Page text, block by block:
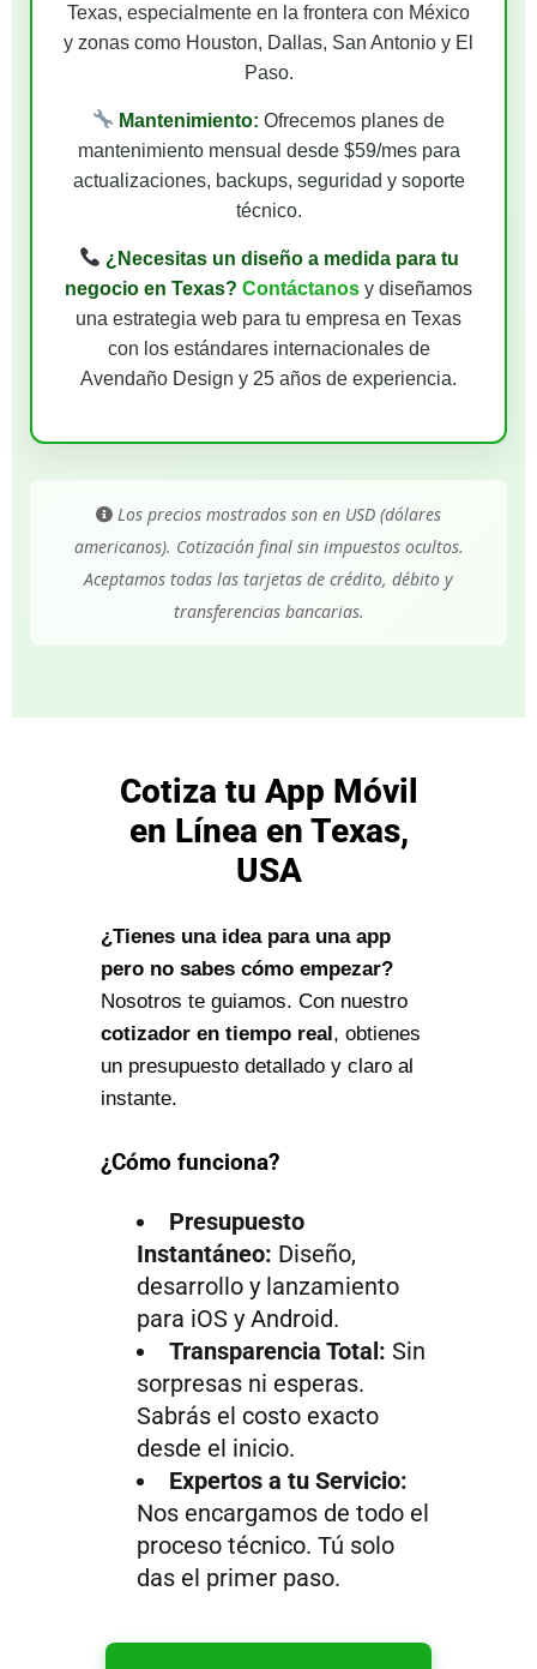
Texas, especialmente en la frontera con México
y zonas como Houston, Dallas, San Antonio y El
Paso.
Mantenimiento: Ofrecemos planes de
mantenimiento mensual desde $59/mes para
actualizaciones, backups, seguridad y soporte
técnico.
¿Necesitas un diseño a medida para tu
negocio en Texas? Contáctanos y diseñamos
una estrategia web para tu empresa en Texas
con los estándares internacionales de
Avendaño Design y 25 años de experiencia.
Los precios mostrados son en USD (dólares
americanos). Cotización final sin impuestos ocultos.
Aceptamos todas las tarjetas de crédito, débito y
transferencias bancarias.
Cotiza tu App Móvil
en Línea en Texas,
USA
¿Tienes una idea para una app
pero no sabes cómo empezar?
Nosotros te guiamos. Con nuestro
cotizador en tiempo real, obtienes
un presupuesto detallado y claro al
instante.
¿Cómo funciona?
Presupuesto
Instantáneo: Diseño,
desarrollo y lanzamiento
para iOS y Android.
Transparencia Total: Sin
sorpresas ni esperas.
Sabrás el costo exacto
desde el inicio.
Expertos a tu Servicio:
Nos encargamos de todo el
proceso técnico. Tú solo
das el primer paso.